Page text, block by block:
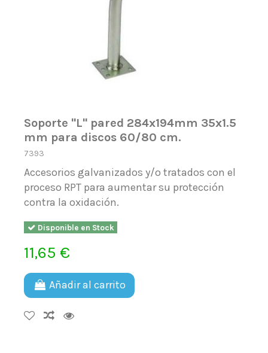
Soporte ''L'' pared 284x194mm 35x1.5
mm para discos 60/80 cm.
7393
Accesorios galvanizados y/o tratados con el
proceso RPT para aumentar su protección
contra la oxidación.
Disponible en Stock
11,65 €
Añadir al carrito